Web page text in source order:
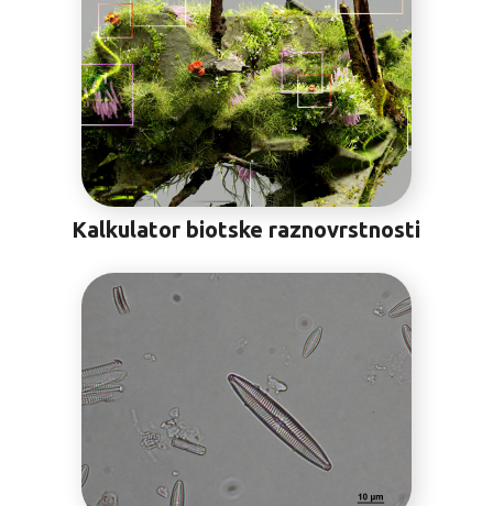
Kalkulator biotske raznovrstnosti